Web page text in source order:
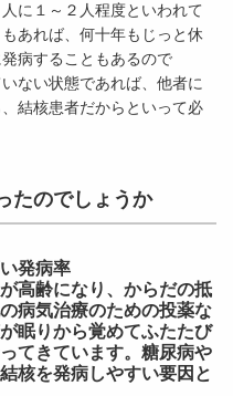
に１～２人程度といわれて
あれば、何十年もじっと休
病することもあるので
ない状態であれば、他者に
結核患者だからといって必
たのでしょうか
発病率
高齢になり、からだの抵
病気治療のための投薬な
眠りから覚めてふたたび
てきています。糖尿病や
核を発病しやすい要因と